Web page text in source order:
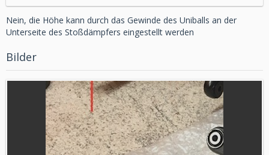
Nein, die Höhe kann durch das Gewinde des Uniballs an der
Unterseite des Stoßdämpfers eingestellt werden
Bilder